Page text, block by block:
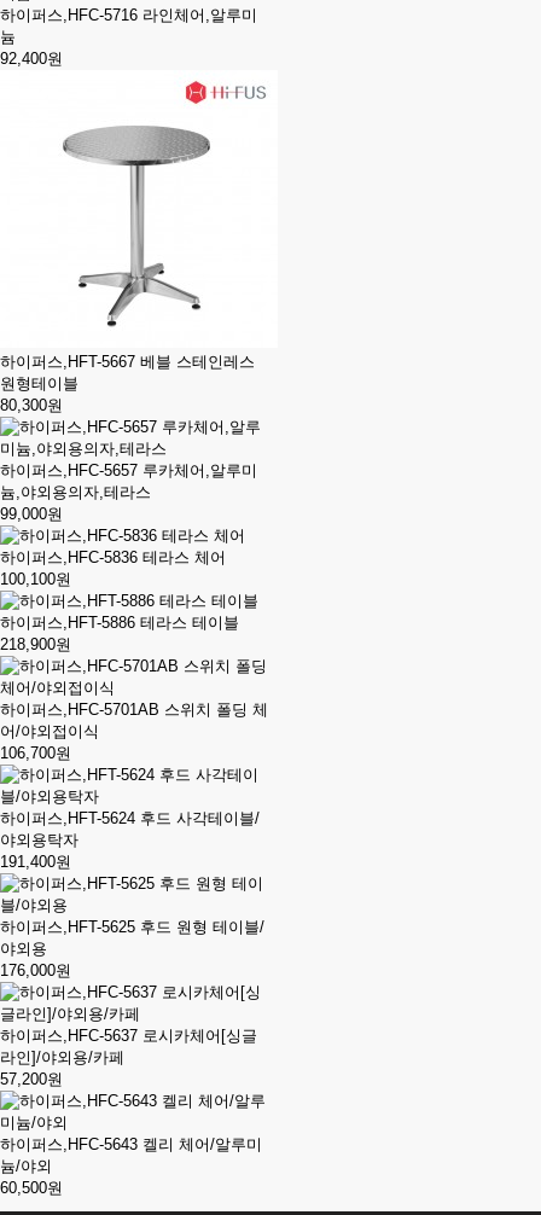
하이퍼스,HFC-5716 라인체어,알루미
늄
92,400원
하이퍼스,HFT-5667 베블 스테인레스
원형테이블
80,300원
하이퍼스,HFC-5657 루카체어,알루미
늄,야외용의자,테라스
99,000원
하이퍼스,HFC-5836 테라스 체어
100,100원
하이퍼스,HFT-5886 테라스 테이블
218,900원
하이퍼스,HFC-5701AB 스위치 폴딩 체
어/야외접이식
106,700원
하이퍼스,HFT-5624 후드 사각테이블/
야외용탁자
191,400원
하이퍼스,HFT-5625 후드 원형 테이블/
야외용
176,000원
하이퍼스,HFC-5637 로시카체어[싱글
라인]/야외용/카페
57,200원
하이퍼스,HFC-5643 켈리 체어/알루미
늄/야외
60,500원